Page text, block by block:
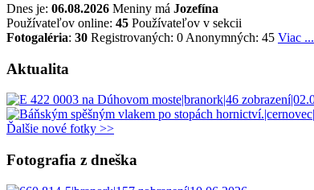
Dnes je: 06.08.2026 Meniny má Jozefína
Používateľov online: 45 Používateľov v sekcii
Fotogaléria: 30 Registrovaných: 0 Anonymných: 45 Viac ...
Aktualita
Ďalšie nové fotky >>
Fotografia z dneška